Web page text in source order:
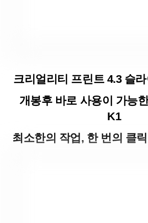
크리얼리티 프린트 4.3 슬
개봉후 바로 사용이 가능
K1
최소한의 작업, 한 번의 클